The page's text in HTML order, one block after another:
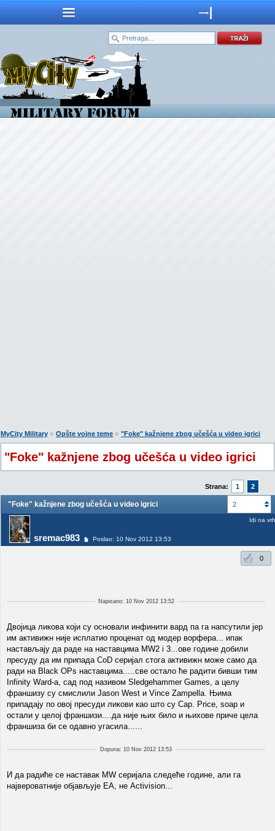
MyCity Military » Opšte vojne teme » "Foke" kažnjene zbog učešća u video igrici
"Foke" kažnjene zbog učešća u video igrici
Strana: 1 2
2
"Foke" kažnjene zbog učešća u video igrici
sremac983 Poslao: 10 Nov 2012 13:53
Idi na vrh
0
Napisano: 10 Nov 2012 13:52
Двојица ликова који су основали инфинити вард па га напсутили јер
им активижн није исплатио проценат од модер ворфера... ипак
настављају да раде на наставцима MW2 i 3...ове године добили
пресуду да им припада CoD серијал стога активижн може само да
ради на Black OPs наставцима.....све остало ће радити бивши тим
Infinity Ward-a, сад под називом Sledgehammer Games, а целу
франшизу су смислили Jason West и Vince Zampella. Њима
припадају по овој пресуди ликови као што су Cap. Price, soap и
остали у целој франшизи....да није њих било и њихове приче цела
франшиза би се одавно угасила......
Dopuna: 10 Nov 2012 13:53
И да радиће се наставак MW серијала следеће године, али га
највероватније објављује ЕА, не Activision...